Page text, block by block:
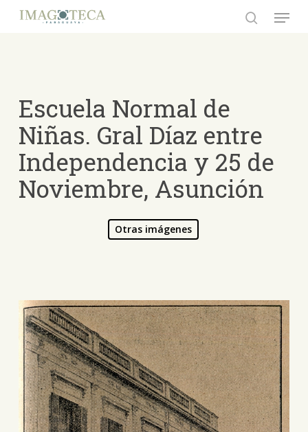
Menu
Escuela Normal de
Niñas. Gral Díaz entre
Independencia y 25 de
Noviembre, Asunción
Otras imágenes